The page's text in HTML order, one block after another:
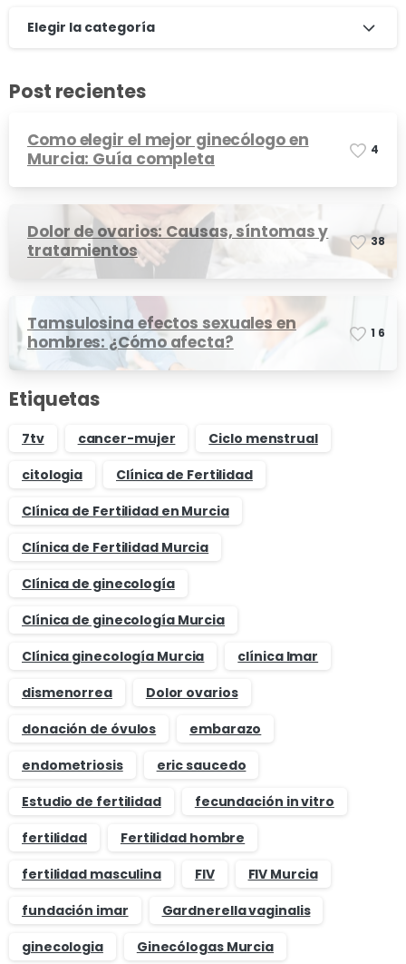
Elegir la categoría
Post recientes
Como elegir el mejor ginecólogo en
Murcia: Guía completa
4
Dolor de ovarios: Causas, síntomas y
tratamientos
38
Tamsulosina efectos sexuales en
hombres: ¿Cómo afecta?
1 6
Etiquetas
7tv cancer-mujer
Ciclo menstrual
citologia
Clínica de Fertilidad
Clínica de Fertilidad en Murcia
Clínica de Fertilidad Murcia
Clínica de ginecología
Clínica de ginecología Murcia
Clínica ginecología Murcia
clínica Imar
dismenorrea
Dolor ovarios
donación de óvulos
embarazo
endometriosis
eric saucedo
Estudio de fertilidad
fecundación in vitro
fertilidad
Fertilidad hombre
fertilidad masculina
FIV
FIV Murcia
fundación imar
Gardnerella vaginalis
ginecologia
Ginecólogas Murcia